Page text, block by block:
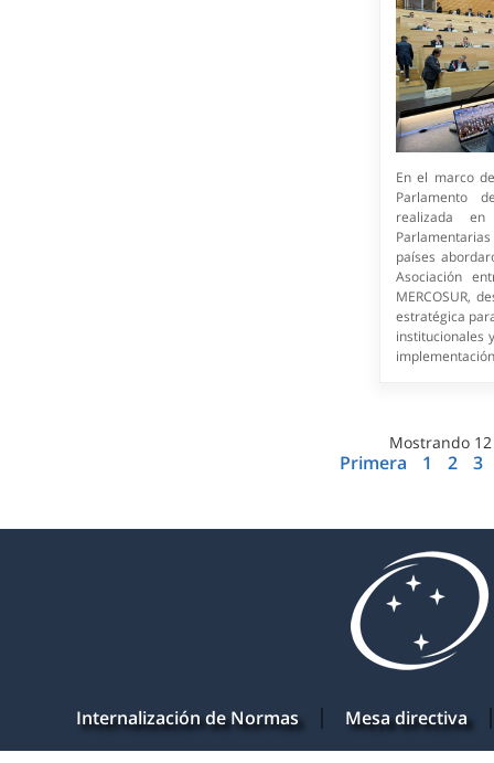
En el marco
Parlamento
realizada
países
Asociación
MERCOSUR,
estratégica
institucionales
Mostrando 12
Primera 1 2 3
Internalización de Normas Mesa directiva